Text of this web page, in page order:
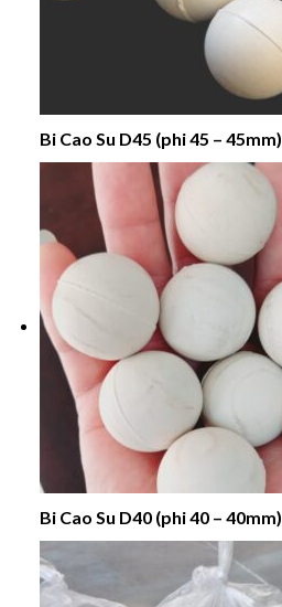
Bi Cao Su D45 (phi 45 – 45mm)
Bi Cao Su D40 (phi 40 – 40mm)